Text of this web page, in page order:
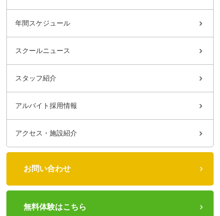
年間スケジュール
スクールニュース
スタッフ紹介
アルバイト採用情報
アクセス・施設紹介
お問い合わせ
無料体験はこちら